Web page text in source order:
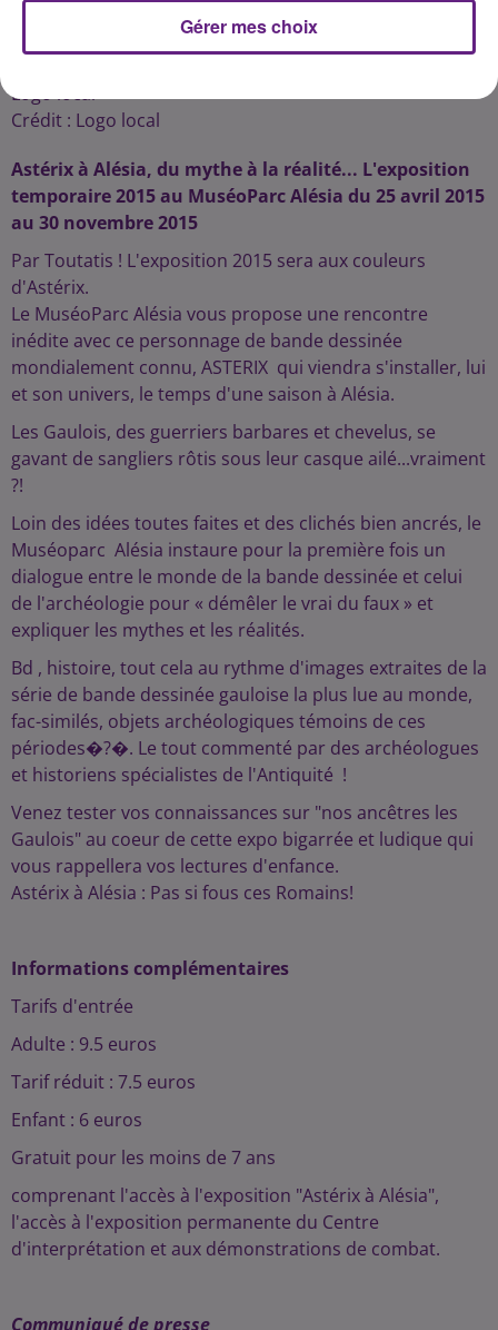
Logo local
Crédit : Logo local
Astérix à Alésia, du mythe à la réalité... L'exposition
temporaire 2015 au MuséoParc Alésia du 25 avril 2015
au 30 novembre 2015
Par Toutatis ! L'exposition 2015 sera aux couleurs
d'Astérix.
Le MuséoParc Alésia vous propose une rencontre
inédite avec ce personnage de bande dessinée
mondialement connu, ASTERIX qui viendra s'installer, lui
et son univers, le temps d'une saison à Alésia.
Les Gaulois, des guerriers barbares et chevelus, se
gavant de sangliers rôtis sous leur casque ailé...vraiment
?!
Loin des idées toutes faites et des clichés bien ancrés, le
Muséoparc Alésia instaure pour la première fois un
dialogue entre le monde de la bande dessinée et celui
de l'archéologie pour « démêler le vrai du faux » et
expliquer les mythes et les réalités.
Bd , histoire, tout cela au rythme d'images extraites de la
série de bande dessinée gauloise la plus lue au monde,
fac-similés, objets archéologiques témoins de ces
périodes�?�. Le tout commenté par des archéologues
et historiens spécialistes de l'Antiquité !
Venez tester vos connaissances sur "nos ancêtres les
Gaulois" au coeur de cette expo bigarrée et ludique qui
vous rappellera vos lectures d'enfance.
Astérix à Alésia : Pas si fous ces Romains!
Informations complémentaires
Tarifs d'entrée
Adulte : 9.5 euros
Tarif réduit : 7.5 euros
Enfant : 6 euros
Gratuit pour les moins de 7 ans
comprenant l'accès à l'exposition "Astérix à Alésia",
l'accès à l'exposition permanente du Centre
d'interprétation et aux démonstrations de combat.
Communiqué de presse
Gérer mes choix